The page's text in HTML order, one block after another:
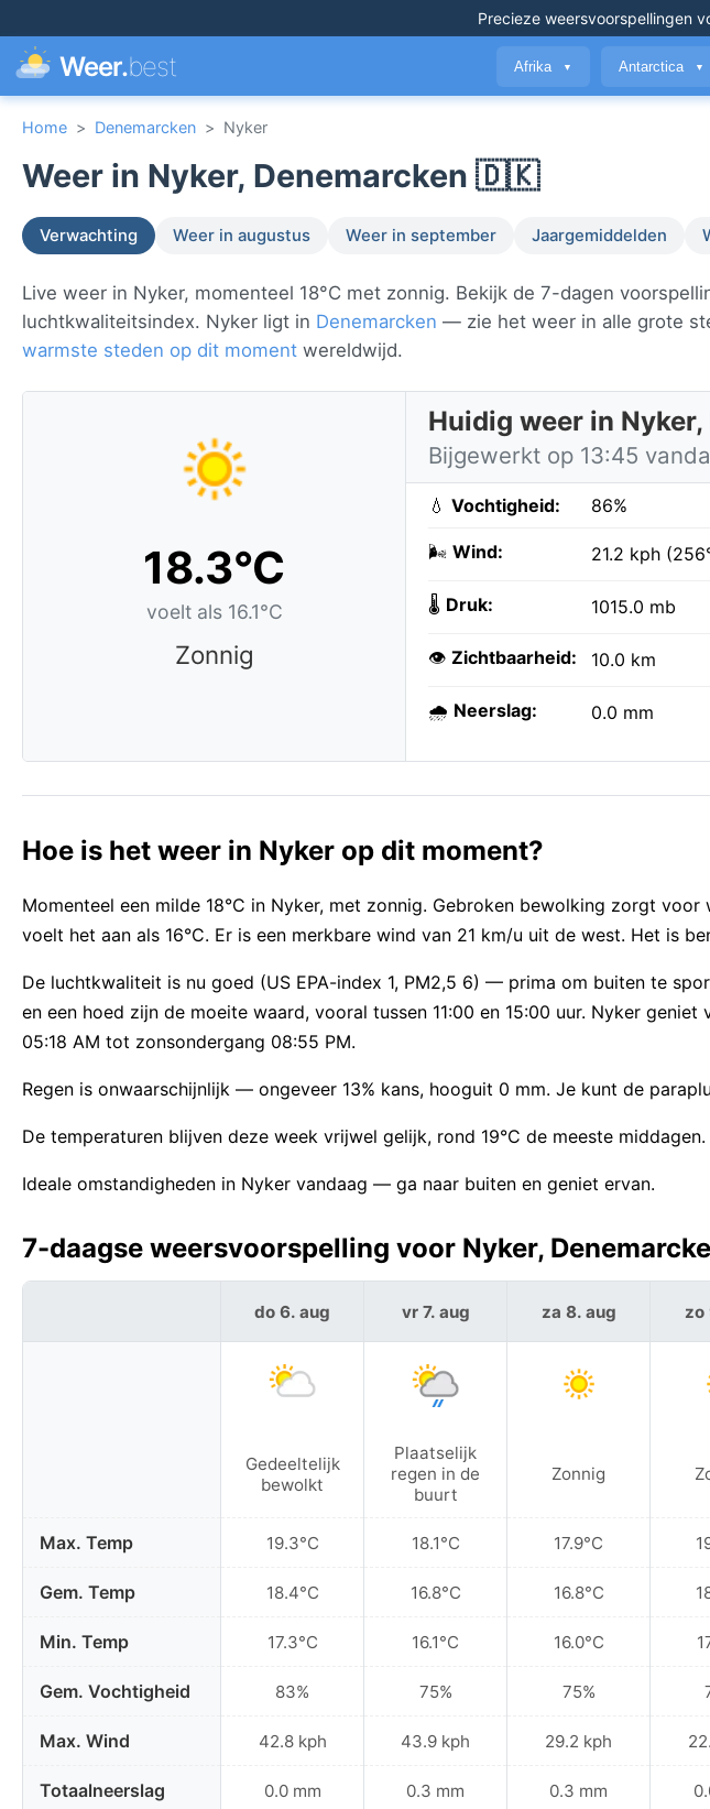
Precieze weersvoorspellingen
Weer.best Afrika ▼ Antarctica ▼
Home > Denemarcken > Nyker
Weer in Nyker, Denemarcken 🇩🇰
Verwachting Weer in augustus Weer in september Jaargemiddelden
Live weer in Nyker, momenteel 18°C met zonnig. Bekijk de 7-dagen
luchtkwaliteitsindex. Nyker ligt in Denemarcken — zie het weer in alle grote
warmste steden op dit moment wereldwijd.
18.3°C
voelt als 16.1°C
Zonnig
Huidig weer in Nyker,
Bijgewerkt op 13:45
💧 Vochtigheid: 86%
🌬️ Wind: 21.2 kph
🌡️ Druk: 1015.0 mb
👁️ Zichtbaarheid: 10.0 km
🌧️ Neerslag: 0.0 mm
Hoe is het weer in Nyker op dit moment?
Momenteel een milde 18°C in Nyker, met zonnig. Gebroken bewolking zorgt
voelt het aan als 16°C. Er is een merkbare wind van 21 km/u uit de west. Het is
De luchtkwaliteit is nu goed (US EPA-index 1, PM2,5 6) — prima om buiten te
en een hoed zijn de moeite waard, vooral tussen 11:00 en 15:00 uur. Nyker
05:18 AM tot zonsondergang 08:55 PM.
Regen is onwaarschijnlijk — ongeveer 13% kans, hooguit 0 mm. Je kunt de
De temperaturen blijven deze week vrijwel gelijk, rond 19°C de meeste middagen.
Ideale omstandigheden in Nyker vandaag — ga naar buiten en geniet ervan.
7-daagse weersvoorspelling voor Nyker,
Max. Temp
Gem. Temp
Min. Temp
Gem. Vochtigheid
Max. Wind
Totaalneerslag
do 6. aug
Gedeeltelijk
bewolkt
19.3°C
18.4°C
17.3°C
83%
42.8 kph
0.0 mm
vr 7. aug
Plaatselijk
regen in de
buurt
18.1°C
16.8°C
16.1°C
75%
43.9 kph
0.3 mm
za 8. aug
Zonnig
17.9°C
16.8°C
16.0°C
75%
29.2 kph
0.3 mm
zo